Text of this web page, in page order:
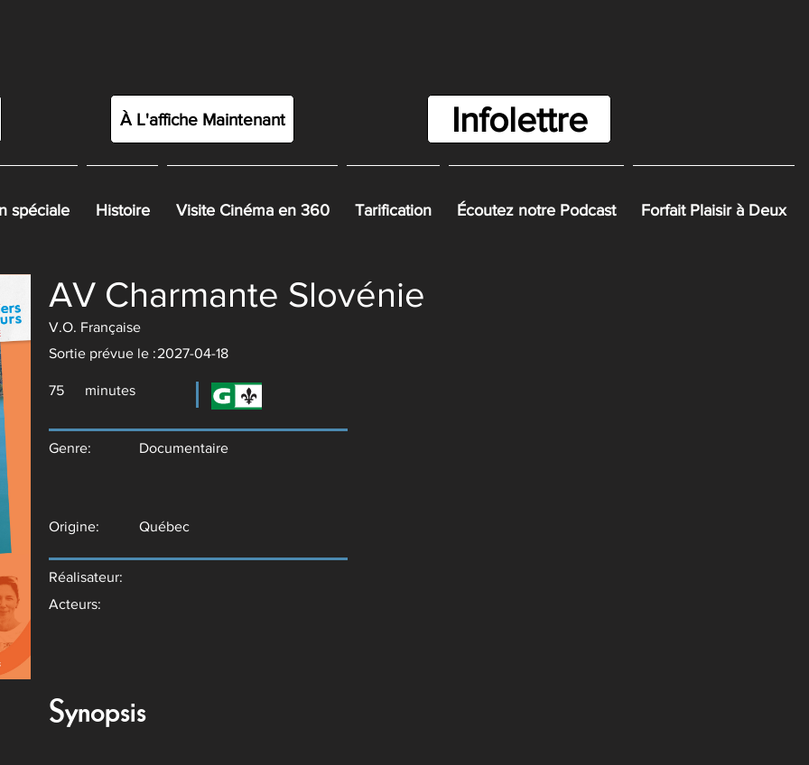
À L'affiche Maintenant Infolettre
spéciale Histoire Visite Cinéma en 360 Tarification Écoutez notre Podcast Forfait Plaisir à Deux
AV Charmante Slovénie
V.O. Française
Sortie prévue le :2027-04-18
75 minutes
Genre: Documentaire
Origine: Québec
Réalisateur:
Acteurs:
Synopsis